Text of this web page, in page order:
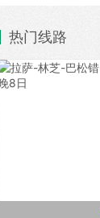
热门线路